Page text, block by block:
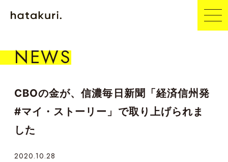
NEWS
CBOの金が、信濃毎日新聞「経済信州発
#マイ・ストーリー」で取り上げられま
した
2020.10.28